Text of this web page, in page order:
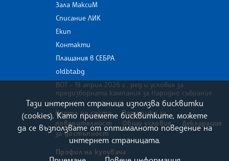
Зала МаксиМ
Списание ЛИК
Екип
Контакти
Плащания в СЕБРА
old.bta.bg
ВОТ - 19 април 2026 г . ред и условия за
предизборната кампания за Народно събрание
Карта на сайта
Политика за
поверителност
Общи условия
Декларация
за достъпност
Профил на купувача
Тази интернет страница използва бисквитки
(cookies). Като приемете бисквитките, можете
да се възползвате от оптималното поведение на
интернет страницата.